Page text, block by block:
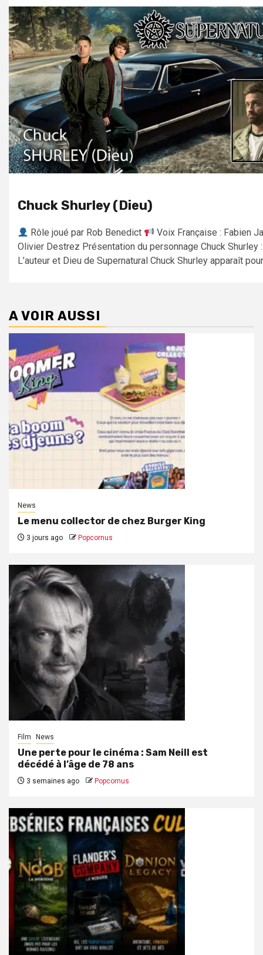
Chuck Shurley (Dieu)
Rôle joué par Rob Benedict
Voix Française : Fabien
Olivier Destrez Présentation du personnage Chuck Shurley :
L’auteur et Dieu de Supernatural Chuck Shurley apparaît
A VOIR AUSSI
News
Le menu collector de chez Burger King
3 jours ago Popcornus
Film News
Une perte pour le cinéma : Sam Neill est
décédé à l’âge de 78 ans
3 semaines ago Popcornus